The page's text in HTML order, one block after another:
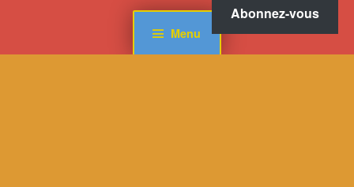
Menu
Abonnez-vous